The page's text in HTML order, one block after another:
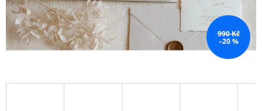
990 Kč
–20 %